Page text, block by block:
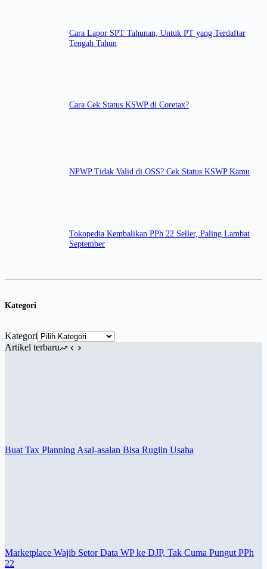
Cara Lapor SPT Tahunan, Untuk PT yang Terdaftar
Tengah Tahun
Cara Cek Status KSWP di Coretax?
NPWP Tidak Valid di OSS? Cek Status KSWP Kamu
Tokopedia Kembalikan PPh 22 Seller, Paling Lambat
September
Kategori
Kategori
Artikel terbaru
Buat Tax Planning Asal-asalan Bisa Rugiin Usaha
Marketplace Wajib Setor Data WP ke DJP, Tak Cuma Pungut PPh
22